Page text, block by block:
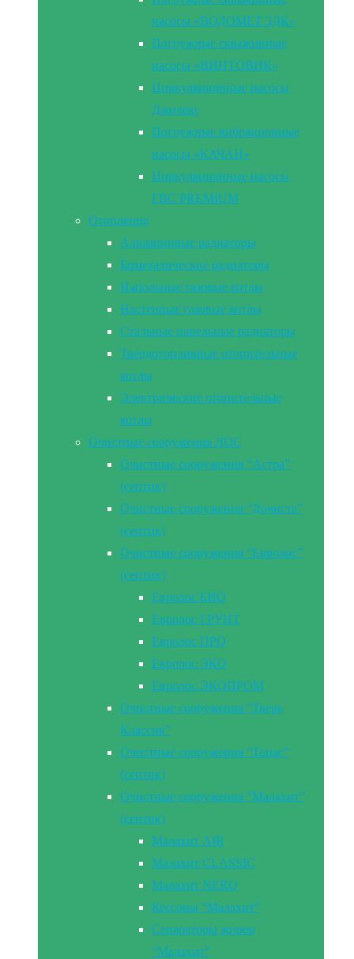
насосы «ВОДОМЕТ 3ДК»
Погружные скважинные
насосы «ВИНТОВИК»
Циркуляционные насосы
Джилекс
Погружные вибрационные
насосы «КАЧАН»
Циркуляционные насосы
ГВС PREMIUM
Отопление
Алюминивые радиаторы
Биметалические радиаторы
Напольные газовые котлы
Настенные газовые котлы
Стальные панельные радиаторы
Твердотопливные отопительные
котлы
Электрические отопительные
котлы
Очистные сооружения ЛОС
Очистные сооружения “Астра”
(септик)
Очистные сооружения “Дочиста”
(септик)
Очистные сооружения “Евролос”
(септик)
Евролос БИО
Евролос ГРУНТ
Евролос ПРО
Евролос ЭКО
Евролос ЭКОПРОМ
Очистные сооружения “Тверь
Классик”
Очистные сооружения “Топас”
(септик)
Очистные сооружения “Малахит”
(септик)
Малахит AIR
Малахит CLASSIC
Малахит NERO
Кессоны “Малахит”
Сепараторы жиров
“Малахит”